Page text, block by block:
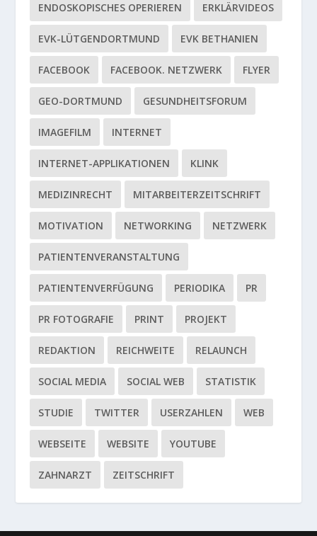
ENDOSKOPISCHES OPERIEREN ERKLÄRVIDEOS
EVK-LÜTGENDORTMUND EVK BETHANIEN
FACEBOOK FACEBOOK. NETZWERK FLYER
GEO-DORTMUND GESUNDHEITSFORUM
IMAGEFILM INTERNET
INTERNET-APPLIKATIONEN KLINK
MEDIZINRECHT MITARBEITERZEITSCHRIFT
MOTIVATION NETWORKING NETZWERK
PATIENTENVERANSTALTUNG
PATIENTENVERFÜGUNG PERIODIKA PR
PR FOTOGRAFIE PRINT PROJEKT
REDAKTION REICHWEITE RELAUNCH
SOCIAL MEDIA SOCIAL WEB STATISTIK
STUDIE TWITTER USERZAHLEN WEB
WEBSEITE WEBSITE YOUTUBE
ZAHNARZT ZEITSCHRIFT